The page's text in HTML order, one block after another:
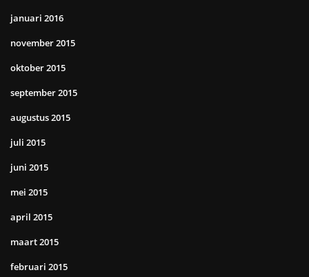
januari 2016
november 2015
oktober 2015
september 2015
augustus 2015
juli 2015
juni 2015
mei 2015
april 2015
maart 2015
februari 2015